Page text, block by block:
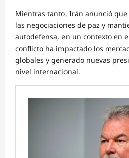
Mientras tanto, Irán anunció
las negociaciones de paz y
autodefensa, en un contexto en
conflicto ha impactado los
globales y generado nuevas
nivel internacional.